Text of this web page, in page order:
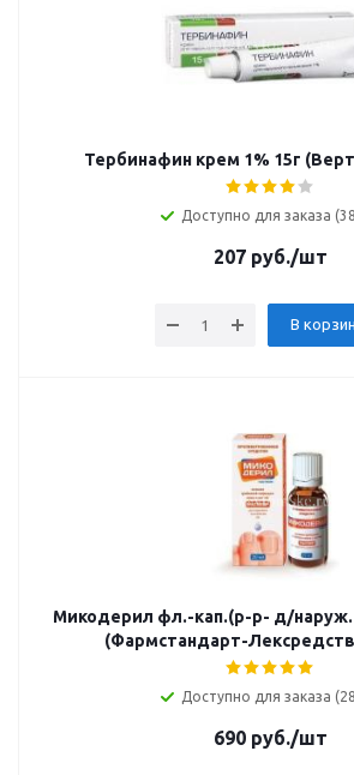
Тербинафин крем 1% 15г
Доступно для заказа
207руб./шт
В
Микодерил фл.-кап.(р-р- д/наруж.
(Фармстандарт-
Доступно для заказа
690руб./шт